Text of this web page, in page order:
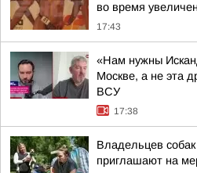
во время
17:43
«Нам нужны
Москве, а не эта
ВСУ
17:38
Владельцев
приглашают на